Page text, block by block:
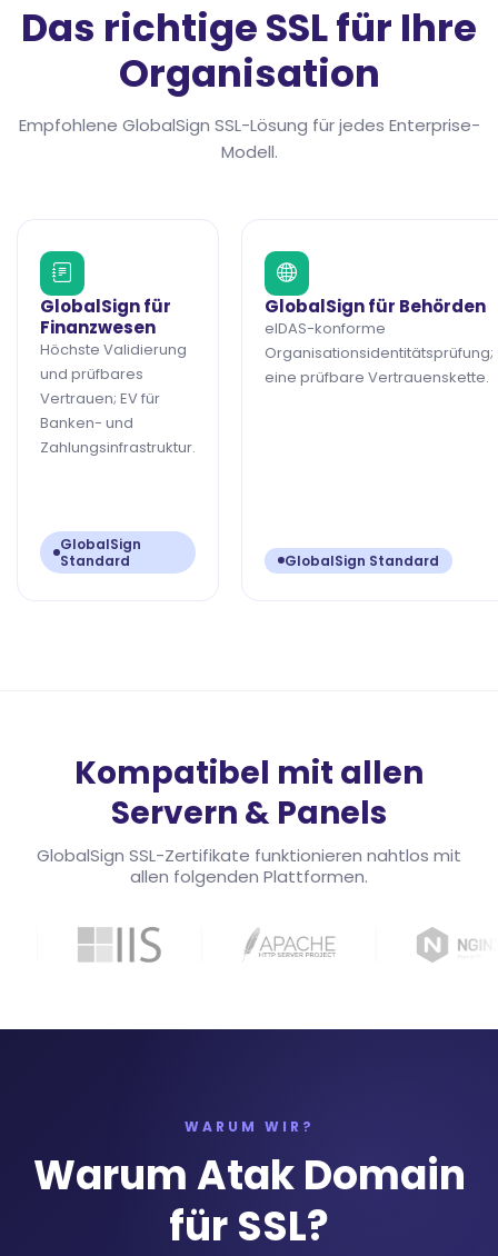
Das richtige SSL für Ihre
Organisation
Empfohlene GlobalSign SSL-Lösung für jedes Enterprise-
Modell.
GlobalSign für
Finanzwesen
Höchste Validierung
und prüfbares
Vertrauen; EV für
Banken- und
Zahlungsinfrastruktur.
GlobalSign
Standard
GlobalSign für Behörden
eIDAS-konforme
Organisationsidentitätsprüfung;
eine prüfbare Vertrauenskette.
GlobalSign Standard
Kompatibel mit allen
Servern & Panels
GlobalSign SSL-Zertifikate funktionieren nahtlos mit
allen folgenden Plattformen.
WARUM WIR?
Warum Atak Domain
für SSL?